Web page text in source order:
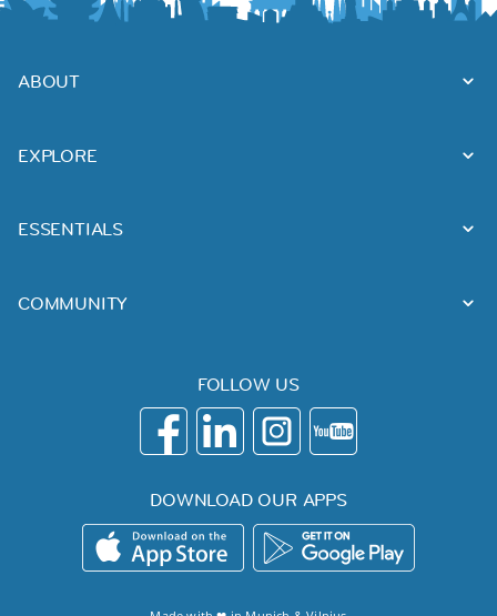
ABOUT
EXPLORE
ESSENTIALS
COMMUNITY
FOLLOW US
DOWNLOAD OUR APPS